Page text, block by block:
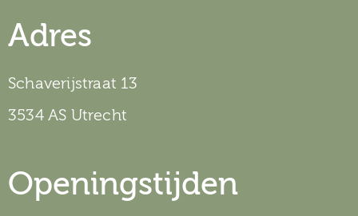
Adres
Schaverijstraat 13
3534 AS Utrecht
Openingstijden